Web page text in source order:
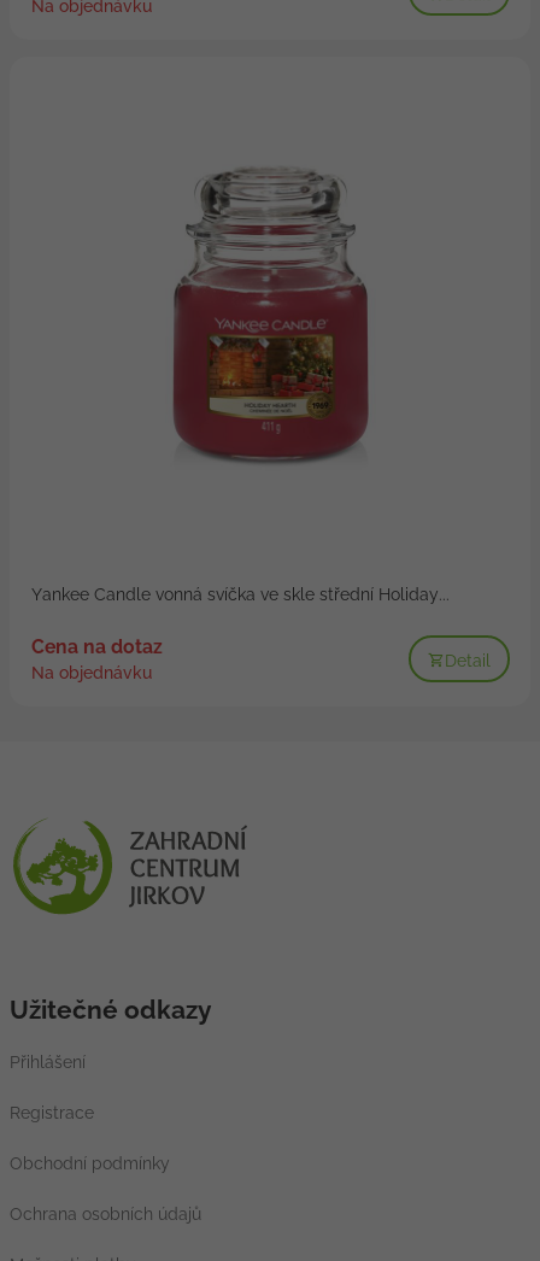
Na objednávku
Yankee Candle vonná svíčka ve skle střední Holiday...
Cena na dotaz
Na objednávku
Detail
Užitečné odkazy
Přihlášení
Registrace
Obchodní podmínky
Ochrana osobních údajů